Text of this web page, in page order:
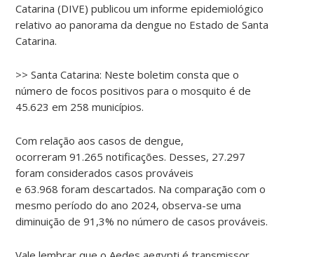
Catarina (DIVE) publicou um informe epidemiológico
relativo ao panorama da dengue no Estado de Santa
Catarina.
>> Santa Catarina: Neste boletim consta que o
número de focos positivos para o mosquito é de
45.623 em 258 municípios.
Com relação aos casos de dengue,
ocorreram 91.265 notificações. Desses, 27.297
foram considerados casos prováveis
e 63.968 foram descartados. Na comparação com o
mesmo período do ano 2024, observa-se uma
diminuição de 91,3% no número de casos prováveis.